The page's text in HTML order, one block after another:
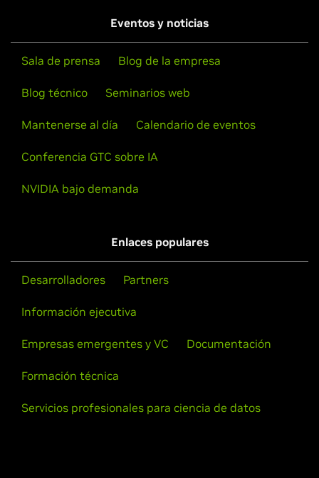
Eventos y noticias
Sala de prensa Blog de la empresa
Blog técnico Seminarios web
Mantenerse al día Calendario de eventos
Conferencia GTC sobre IA
NVIDIA bajo demanda
Enlaces populares
Desarrolladores Partners
Información ejecutiva
Empresas emergentes y VC Documentación
Formación técnica
Servicios profesionales para ciencia de datos